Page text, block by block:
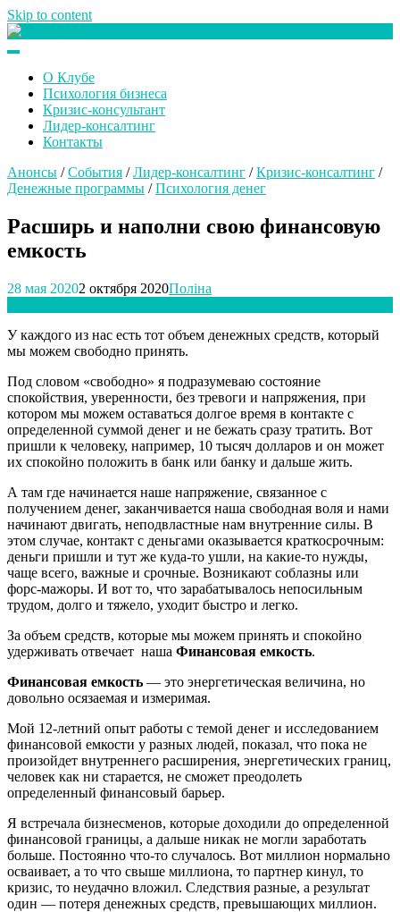
Skip to content
О Клубе
Психология бизнеса
Кризис-консультант
Лидер-консалтинг
Контакты
Анонсы /События /Лидер-консалтинг /Кризис-консалтинг /
Денежные программы /Психология денег
Расширь и наполни свою финансовую
емкость
28 мая 20202 октября 2020Поліна
У каждого из нас есть тот объем денежных средств, который
мы можем свободно принять.
Под словом «свободно» я подразумеваю состояние
спокойствия, уверенности, без тревоги и напряжения, при
котором мы можем оставаться долгое время в контакте с
определенной суммой денег и не бежать сразу тратить. Вот
пришли к человеку, например, 10 тысяч долларов и он может
их спокойно положить в банк или банку и дальше жить.
А там где начинается наше напряжение, связанное с
получением денег, заканчивается наша свободная воля и нами
начинают двигать, неподвластные нам внутренние силы. В
этом случае, контакт с деньгами оказывается краткосрочным:
деньги пришли и тут же куда-то ушли, на какие-то нужды,
чаще всего, важные и срочные. Возникают соблазны или
форс-мажоры. И вот то, что зарабатывалось непосильным
трудом, долго и тяжело, уходит быстро и легко.
За объем средств, которые мы можем принять и спокойно
удерживать отвечает наша Финансовая емкость.
Финансовая емкость — это энергетическая величина, но
довольно осязаемая и измеримая.
Мой 12-летний опыт работы с темой денег и исследованием
финансовой емкости у разных людей, показал, что пока не
произойдет внутреннего расширения, энергетических границ,
человек как ни старается, не сможет преодолеть
определенный финансовый барьер.
Я встречала бизнесменов, которые доходили до определенной
финансовой границы, а дальше никак не могли заработать
больше. Постоянно что-то случалось. Вот миллион нормально
осваивает, а то что свыше миллиона, то партнер кинул, то
кризис, то неудачно вложил. Следствия разные, а результат
один — потеря денежных средств, превышающих миллион.